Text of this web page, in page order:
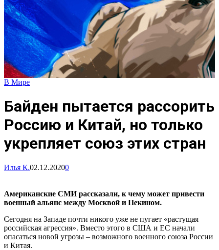
В Мире
Байден пытается рассорить
Россию и Китай, но только
укрепляет союз этих стран
Илья К.02.12.20200
Американские СМИ рассказали, к чему может привести
военный альянс между Москвой и Пекином.
Сегодня на Западе почти никого уже не пугает «растущая
российская агрессия». Вместо этого в США и ЕС начали
опасаться новой угрозы – возможного военного союза России
и Китая.